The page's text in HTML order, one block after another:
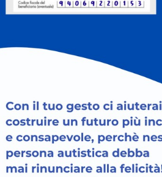
è un
settore
scopo di